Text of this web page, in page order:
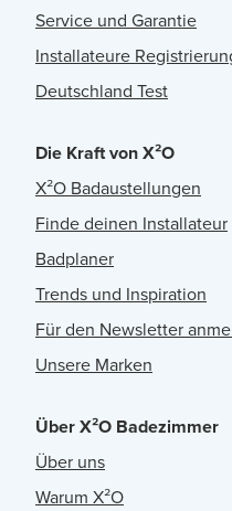
Service und Garantie
Installateure
Deutschland Test
Die Kraft von X²O
X²O Badaustellungen
Finde deinen Installateur
Badplaner
Trends und Inspiration
Für den Newsletter
Unsere Marken
Über X²O Badezimmer
Über uns
Warum X²O